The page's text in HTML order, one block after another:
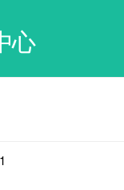
心